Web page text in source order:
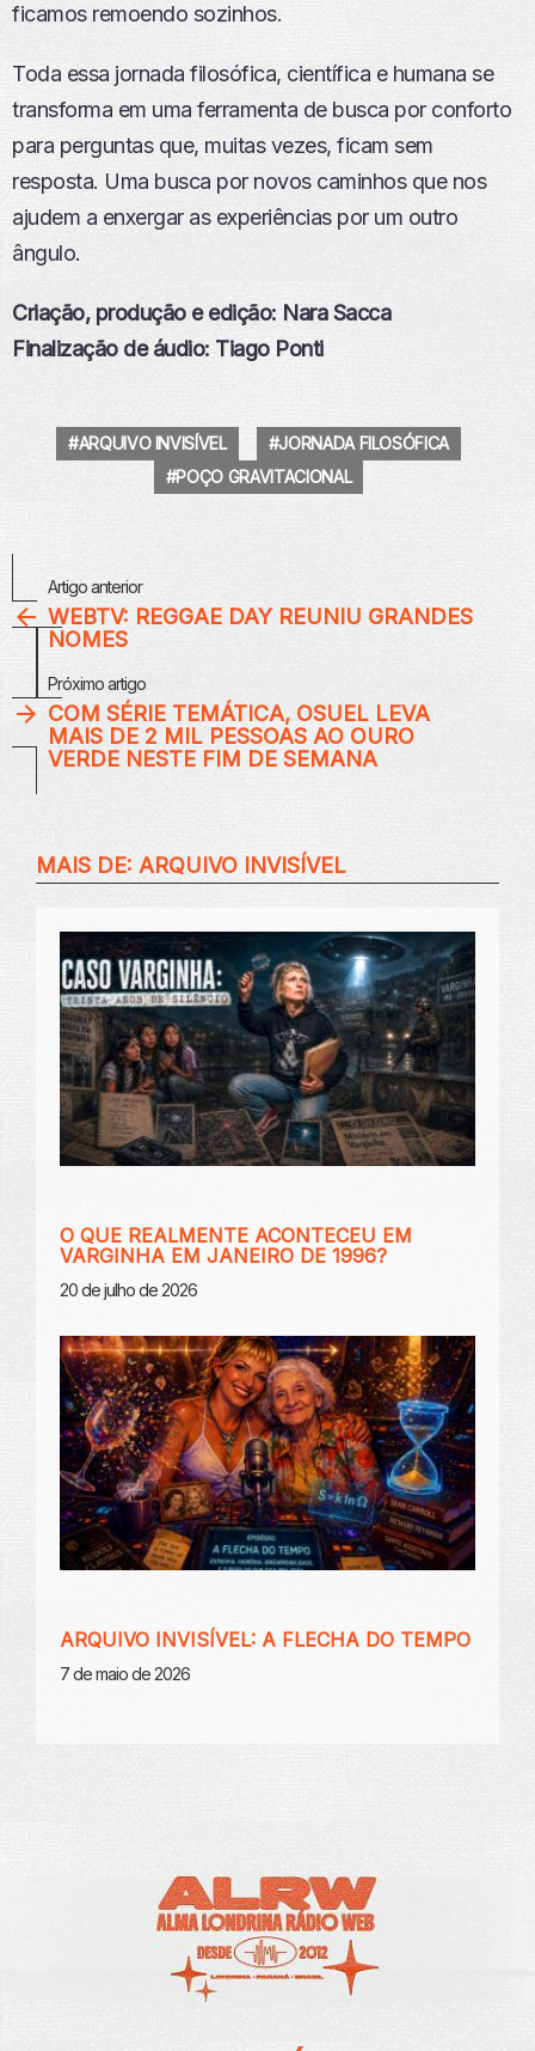
ficamos remoendo sozinhos.
Toda essa jornada filosófica, científica e humana se
transforma em uma ferramenta de busca por conforto
para perguntas que, muitas vezes, ficam sem
resposta. Uma busca por novos caminhos que nos
ajudem a enxergar as experiências por um outro
ângulo.
Criação, produção e edição: Nara Sacca
Finalização de áudio: Tiago Ponti
ARQUIVO INVISÍVEL
JORNADA FILOSÓFICA
POÇO GRAVITACIONAL
MaisArtigo anterior
WEBTV: REGGAE DAY REUNIU GRANDES
NOMES
Próximo artigo
COM SÉRIE TEMÁTICA, OSUEL LEVA
MAIS DE 2 MIL PESSOAS AO OURO
VERDE NESTE FIM DE SEMANA
MAIS DE: ARQUIVO INVISÍVEL
O QUE REALMENTE ACONTECEU EM
VARGINHA EM JANEIRO DE 1996?
20 de julho de 2026
ARQUIVO INVISÍVEL: A FLECHA DO TEMPO
7 de maio de 2026